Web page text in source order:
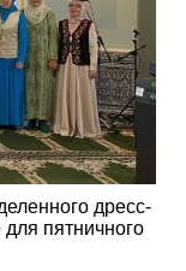
дресс-
пятничного